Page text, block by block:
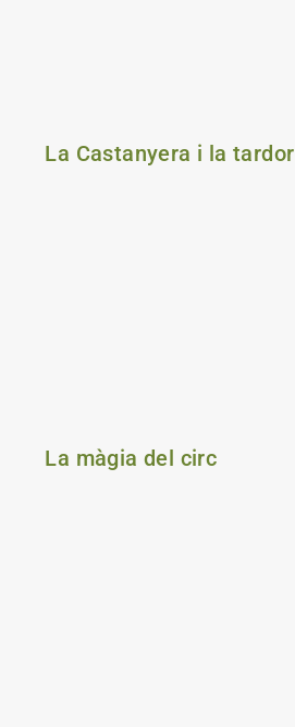
La Castanyera i la tardor
La màgia del circ